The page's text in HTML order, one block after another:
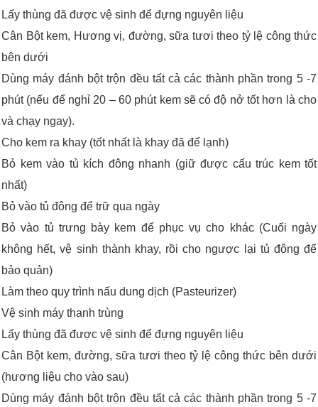
Lấy thùng đã được vệ sinh để đựng nguyên liệu
Cân Bột kem, Hương vị, đường, sữa tươi theo tỷ lệ công thức
bên dưới
Dùng máy đánh bột trộn đều tất cả các thành phần trong 5 -7
phút (nếu để nghỉ 20 – 60 phút kem sẽ có độ nở tốt hơn là cho
và chạy ngay).
Cho kem ra khay (tốt nhất là khay đã để lạnh)
Bỏ kem vào tủ kích đông nhanh (giữ được cấu trúc kem tốt
nhất)
Bỏ vào tủ đông để trữ qua ngày
Bỏ vào tủ trưng bày kem để phục vụ cho khác (Cuối ngày
không hết, vệ sinh thành khay, rồi cho ngược lại tủ đông để
bảo quản)
Làm theo quy trình nấu dung dịch (Pasteurizer)
Vệ sinh máy thanh trùng
Lấy thùng đã được vệ sinh để đựng nguyên liệu
Cân Bột kem, đường, sữa tươi theo tỷ lệ công thức bên dưới
(hương liệu cho vào sau)
Dùng máy đánh bột trộn đều tất cả các thành phần trong 5 -7